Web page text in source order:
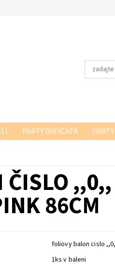
PARTY DIEVČATÁ
ČISLO
86CM
foliovy balon cislo
1ks v baleni